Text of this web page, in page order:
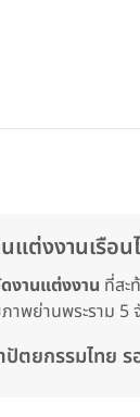
ต่งงานเรือ
งานแต่งงาน ที่สะ
พย่านพระราม
ตยกรรมไทย ร